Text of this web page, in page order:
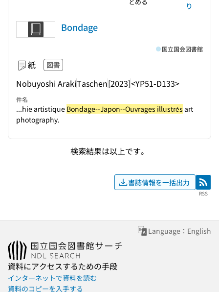
り
Bondage
紙 図書
Nobuyoshi ArakiTaschen[2023]<YP51-D133>
国立国会図書館
件名
...hie artistique Bondage--Japon--Ouvrages illustrés art
photography.
検索結果は以上です。
書誌情報を一括出力 RSS
RSS
Language：English
資料にアクセスするための手段
インターネットで資料を読む
資料のコピーを入手する